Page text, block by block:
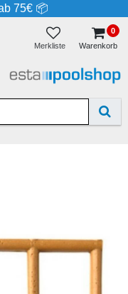
75€ 📦
Merkliste
0
Warenkorb